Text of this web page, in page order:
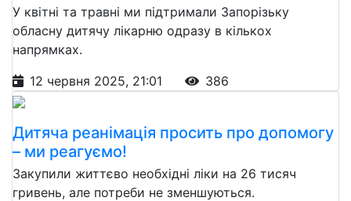
У квітні та травні ми підтримали Запорізьку
обласну дитячу лікарню одразу в кількох
напрямках.
12 червня 2025, 21:01
386
Дитяча реанімація просить про допомогу
– ми реагуємо!
Закупили життєво необхідні ліки на 26 тисяч
гривень, але потреби не зменшуються.